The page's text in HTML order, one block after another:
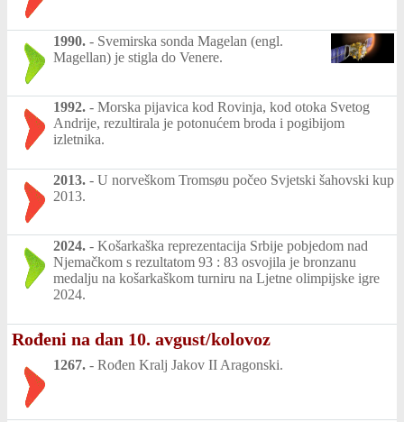
1990. - Svemirska sonda Magelan (engl.
Magellan) je stigla do Venere.
1992. - Morska pijavica kod Rovinja, kod otoka Svetog
Andrije, rezultirala je potonućem broda i pogibijom
izletnika.
2013. - U norveškom Tromsøu počeo Svjetski šahovski kup
2013.
2024. - Košarkaška reprezentacija Srbije pobjedom nad
Njemačkom s rezultatom 93 : 83 osvojila je bronzanu
medalju na košarkaškom turniru na Ljetne olimpijske igre
2024.
Rođeni na dan 10. avgust/kolovoz
1267. - Rođen Kralj Jakov II Aragonski.